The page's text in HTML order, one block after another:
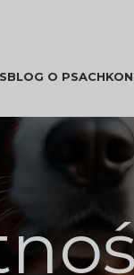
BLOG O PSACH